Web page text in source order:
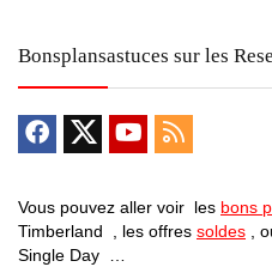
Bonsplansastuces sur les
Vous pouvez aller voir les bons
Timberland , les offres soldes ,
Single Day …